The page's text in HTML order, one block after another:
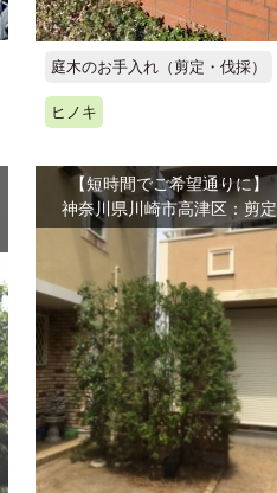
庭木のお手入れ（剪定・伐採）
ヒノキ
【短時間でご希望通りに】
神奈川県川崎市高津区：剪定